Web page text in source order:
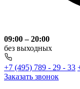
09:00 – 20:00
без выходных
+7 (495) 789 - 29 - 33
Заказать звонок